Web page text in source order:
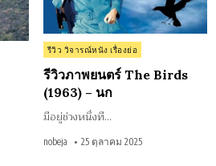
Posted
in
รีวิว วิจารณ์หนัง เรื่องย่อ
รีวิวภาพยนตร์ The Birds
(1963) – นก
มีอยู่ช่วงหนึ่งที…
nobeja 25 ตุลาคม 2025